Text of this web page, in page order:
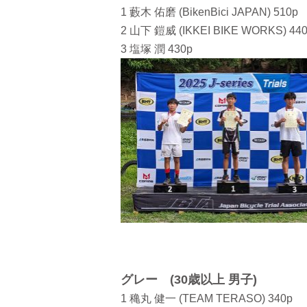
1 藪木 佑磨 (BikenBici JAPAN) 510p
2 山下 鎧威 (IKKEI BIKE WORKS)
3 塩塚 潤 430p
グレー (30歳以上 男子)
1 穐丸 健一 (TEAM TERASO) 340p